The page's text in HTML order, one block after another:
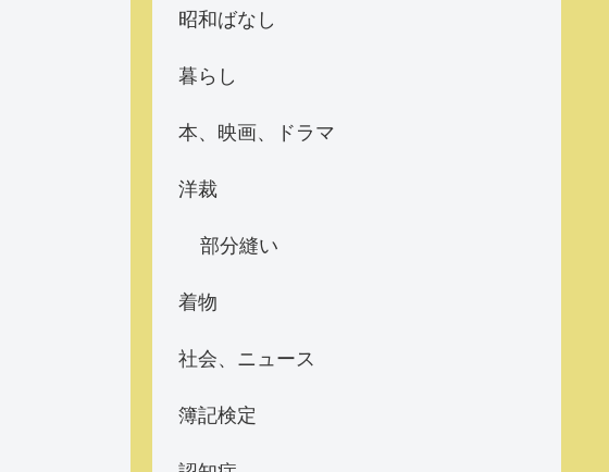
昭和ばなし
暮らし
本、映画、ドラマ
洋裁
部分縫い
着物
社会、ニュース
簿記検定